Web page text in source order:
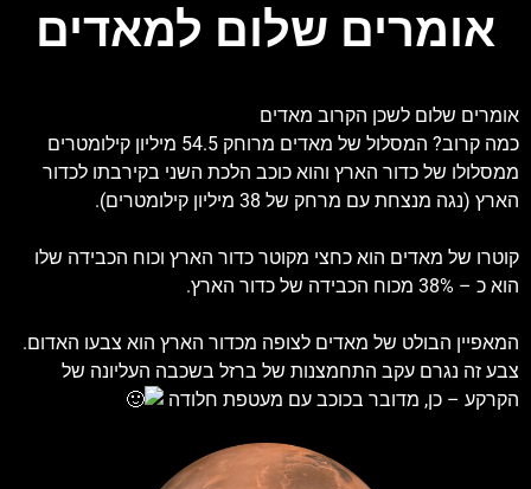
אומרים שלום למאדים
אומרים שלום לשכן הקרוב מאדים
כמה קרוב? המסלול של מאדים מרוחק 54.5 מיליון קילומטרים
ממסלולו של כדור הארץ והוא כוכב הלכת השני בקירבתו לכדור
הארץ (נגה מנצחת עם מרחק של 38 מיליון קילומטרים).
קוטרו של מאדים הוא כחצי מקוטר כדור הארץ וכוח הכבידה שלו
הוא כ – 38% מכוח הכבידה של כדור הארץ.
המאפיין הבולט של מאדים לצופה מכדור הארץ הוא צבעו האדום.
צבע זה נגרם עקב התחמצנות של ברזל בשכבה העליונה של
הקרקע – כן, מדובר בכוכב עם מעטפת חלודה